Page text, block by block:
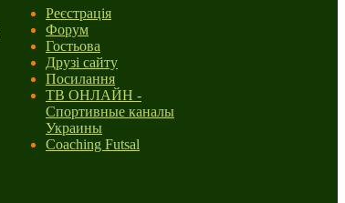
Реєстрація
Форум
Гостьова
Друзі сайту
Посилання
ТВ ОНЛАЙН -
Спортивные каналы
Украины
Coaching Futsal